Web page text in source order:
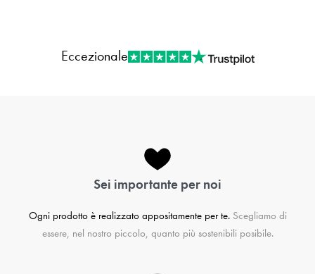
Eccezionale
Sei importante per noi
Ogni prodotto è realizzato appositamente per te.Scegliamo di
essere, nel nostro piccolo, quanto più sostenibili posibile.